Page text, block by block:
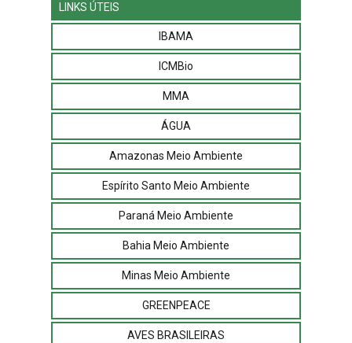
LINKS ÚTEIS
IBAMA
ICMBio
MMA
ÁGUA
Amazonas Meio Ambiente
Espírito Santo Meio Ambiente
Paraná Meio Ambiente
Bahia Meio Ambiente
Minas Meio Ambiente
GREENPEACE
AVES BRASILEIRAS